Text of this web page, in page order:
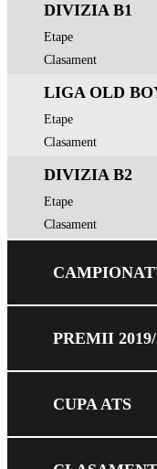
DIVIZIA B1
Etape
Clasament
LIGA OLD
Etape
Clasament
DIVIZIA B2
Etape
Clasament
PREMII 2019/
CUPA ATS